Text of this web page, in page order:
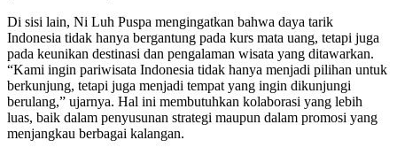
Di sisi lain, Ni Luh Puspa mengingatkan bahwa daya tarik
Indonesia tidak hanya bergantung pada kurs mata uang, tetapi juga
pada keunikan destinasi dan pengalaman wisata yang ditawarkan.
“Kami ingin pariwisata Indonesia tidak hanya menjadi pilihan untuk
berkunjung, tetapi juga menjadi tempat yang ingin dikunjungi
berulang,” ujarnya. Hal ini membutuhkan kolaborasi yang lebih
luas, baik dalam penyusunan strategi maupun dalam promosi yang
menjangkau berbagai kalangan.